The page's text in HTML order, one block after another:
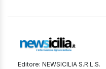
Editore: NEWSICILIA S.R.L.S.